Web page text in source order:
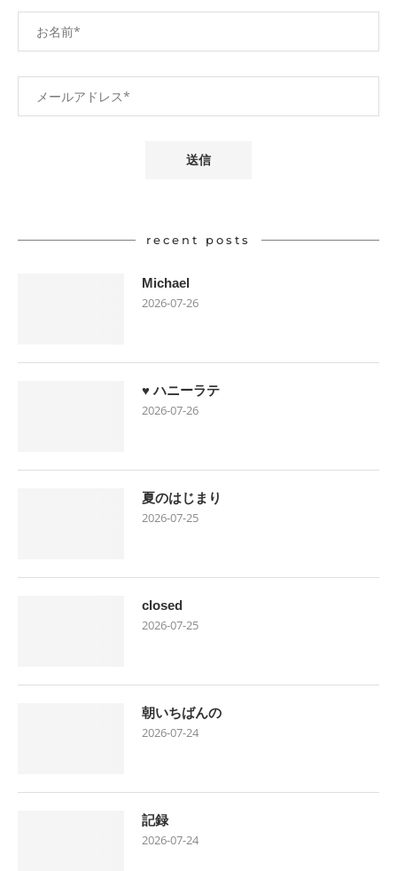
recent posts
Michael
2026-07-26
♥ ハニーラテ
2026-07-26
夏のはじまり
2026-07-25
closed
2026-07-25
朝いちばんの
2026-07-24
記録
2026-07-24